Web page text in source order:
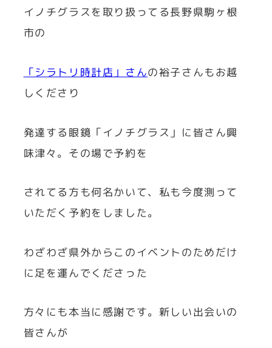
イノチグラスを取り扱ってる長野県駒ヶ根
市の
「シラトリ時計店」さんの裕子さんもお越
しくださり
発達する眼鏡「イノチグラス」に皆さん興
味津々。その場で予約を
されてる方も何名かいて、私も今度測って
いただく予約をしました。
わざわざ県外からこのイベントのためだけ
に足を運んでくださった
方々にも本当に感謝です。新しい出会いの
皆さんが